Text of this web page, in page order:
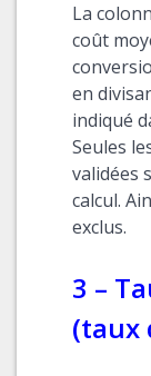
La
coût
en
indiqué
Seules
validées
calcul.
exclus.
3 –
(taux